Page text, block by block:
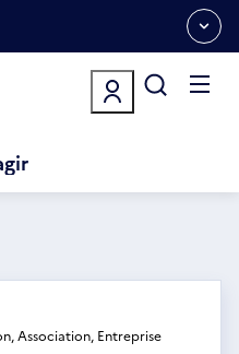
Association, Entreprise